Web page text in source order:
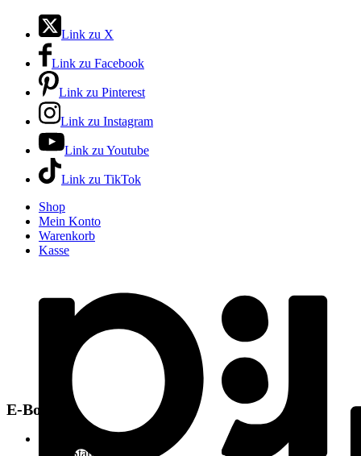
Link zu X
Link zu Facebook
Link zu Pinterest
Link zu Instagram
Link zu Youtube
Link zu TikTok
Shop
Mein Konto
Warenkorb
Kasse
E-Books